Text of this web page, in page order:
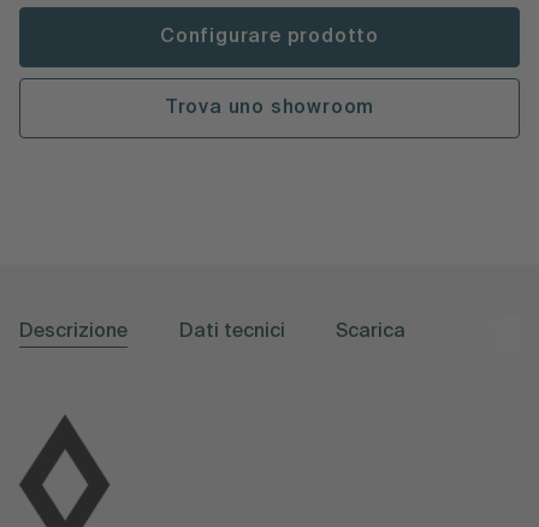
Configurare prodotto
Trova uno showroom
Descrizione Dati tecnici Scarica